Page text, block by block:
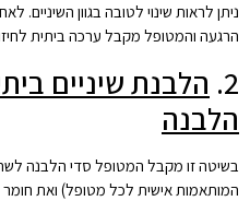
ניתן לראות שינוי לטובה בגוון
הרגעה והמטופל מקבל ערכה ביתית לחיזוק
2. הלבנת שיניים
הלבנה
בשיטה זו מקבל המטופל סדי הלבנה
המותאמות אישית לכל מטופל) ואת חומר